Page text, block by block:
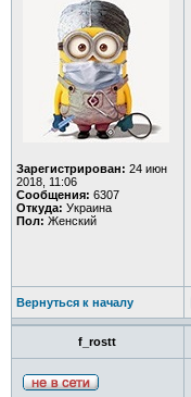
Зарегистрирован: 24 июн
2018, 11:06
Сообщения: 6307
Откуда: Украина
Пол: Женский
Вернуться к началу
f_rostt